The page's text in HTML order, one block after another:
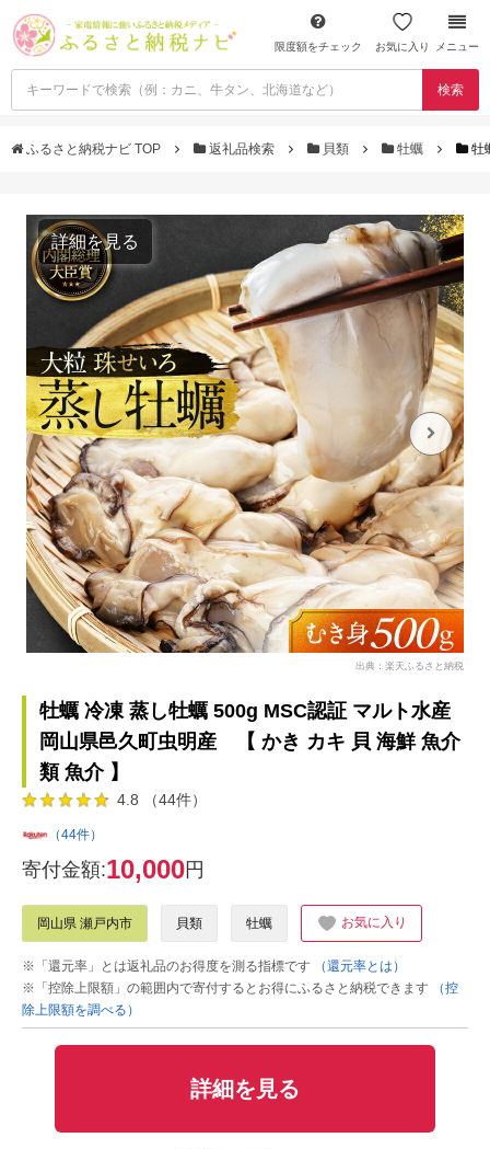
限度額をチェック お気に入り メニュー
検索
ふるさと納税ナビ TOP 返礼品検索 貝類 牡蠣 牡
詳細を見る
出典：楽天ふるさと納税
牡蠣 冷凍 蒸し牡蠣 500g MSC認証 マルト水産
岡山県邑久町虫明産 【 かき カキ 貝 海鮮 魚介
類 魚介 】
4.8 （44件）
（44件）
寄付金額:10,000円
岡山県 瀬戸内市 貝類 牡蠣 お気に入り
※「還元率」とは返礼品のお得度を測る指標です
（還元率とは）
※「控除上限額」の範囲内で寄付するとお得にふるさと納税できます
（控
除上限額を調べる）
詳細を見る